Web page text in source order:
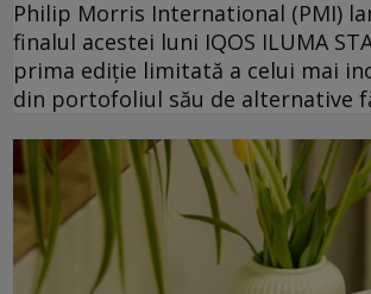
Philip Morris International (PMI)
finalul acestei luni IQOS ILUMA
prima ediție limitată a celui mai
din portofoliul său de alternative